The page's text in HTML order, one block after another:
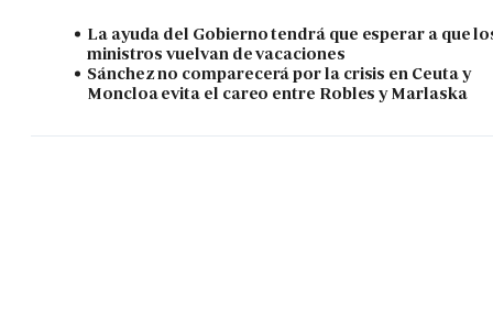
La ayuda del Gobierno tendrá que esperar a que
ministros vuelvan de vacaciones
Sánchez no comparecerá por la crisis en Ceuta y
Moncloa evita el careo entre Robles y Marlaska